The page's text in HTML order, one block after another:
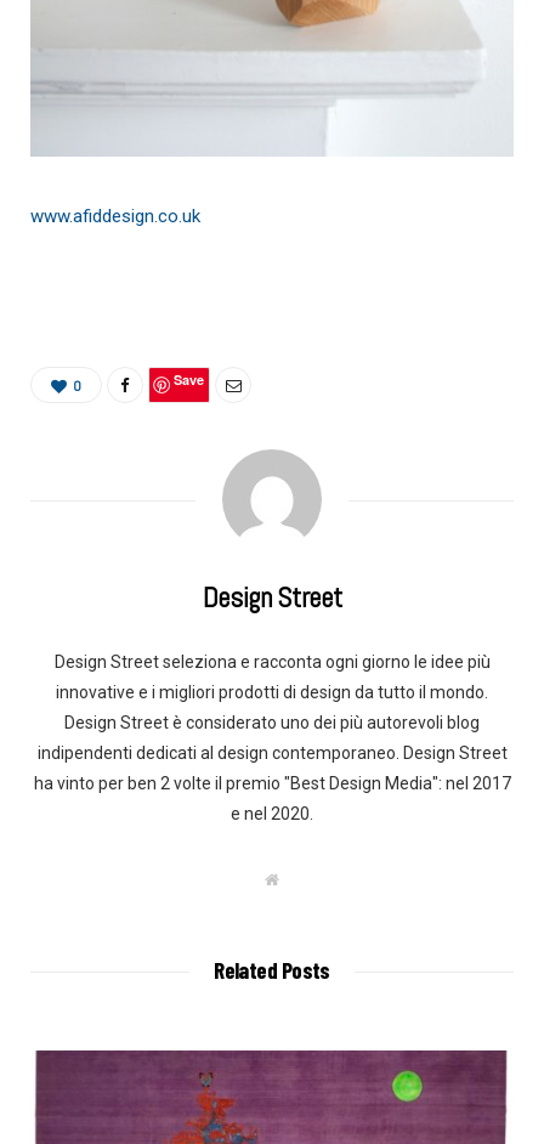
www.afiddesign.co.uk
0 Save
Design Street
Design Street seleziona e racconta ogni giorno le idee più
innovative e i migliori prodotti di design da tutto il mondo.
Design Street è considerato uno dei più autorevoli blog
indipendenti dedicati al design contemporaneo. Design Street
ha vinto per ben 2 volte il premio "Best Design Media": nel 2017
e nel 2020.
W
Related Posts